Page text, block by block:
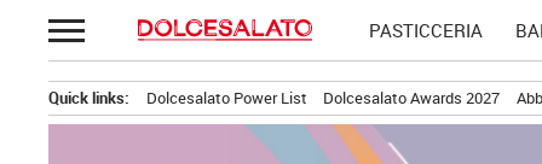
Passa
al
PASTICCERIA
Quick links: Dolcesalato Power List Dolcesalato Awards 2027